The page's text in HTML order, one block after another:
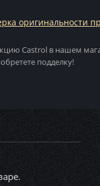
оригинальности
Castrol в нашем
подделку!